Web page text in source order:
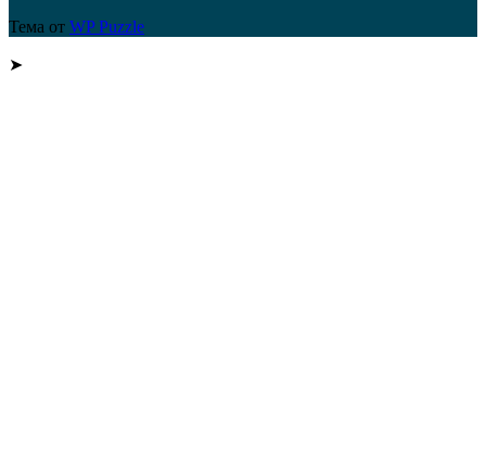
Тема от WP Puzzle
➤